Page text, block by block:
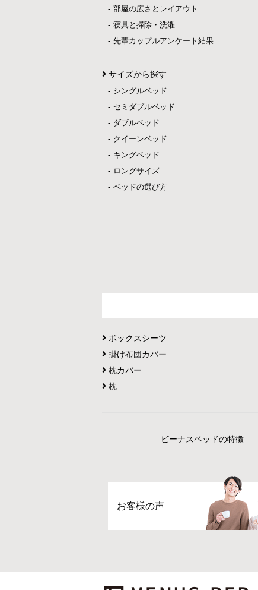
部屋の広さとレイアウト
寝具と掃除・洗濯
先輩カップルアンケート結果
サイズから探す
シングルベッド
セミダブルベッド
ダブルベッド
クイーンベッド
キングベッド
ロングサイズ
ベッドの選び方
ボックスシーツ
掛け布団カバー
枕カバー
枕
ビーナスベッドの特徴
お客様の声